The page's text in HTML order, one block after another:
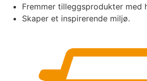
Fremmer tilleggsprodukter med
Skaper et inspirerende miljø.